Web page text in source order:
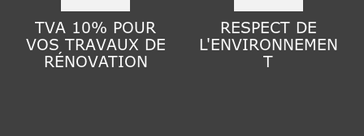
TVA 10% POUR
VOS TRAVAUX DE
RÉNOVATION
RESPECT DE
L'ENVIRONNEMEN
T